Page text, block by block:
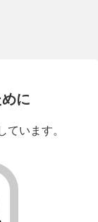
に
います。